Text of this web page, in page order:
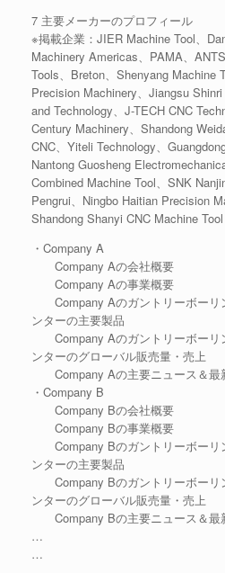
7 主要メーカーのプロフィール
※掲載企業：JIER Machine Tool、
Machinery Americas、PAMA、
Tools、Breton、Shenyang Machine
Precision Machinery、Jiangsu
and Technology、J-TECH CNC
Century Machinery、Shandong
CNC、Yiteli Technology、
Nantong Guosheng
Combined Machine Tool、SNK
Pengrui、Ningbo Haitian Precision
Shandong Shanyi CNC Machine
・Company A
Company Aの会社概要
Company Aの事業概要
Company Aのガントリーボーリ
ンターの主要製品
Company Aのガントリーボーリ
ンターのグローバル販売量・売上
Company Aの主要ニュース＆最
・Company B
Company Bの会社概要
Company Bの事業概要
Company Bのガントリーボーリ
ンターの主要製品
Company Bのガントリーボーリ
ンターのグローバル販売量・売上
Company Bの主要ニュース＆最
…
…